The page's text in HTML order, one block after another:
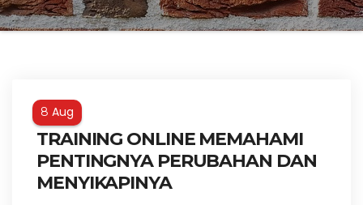
8 Aug
TRAINING ONLINE MEMAHAMI
PENTINGNYA PERUBAHAN DAN
MENYIKAPINYA